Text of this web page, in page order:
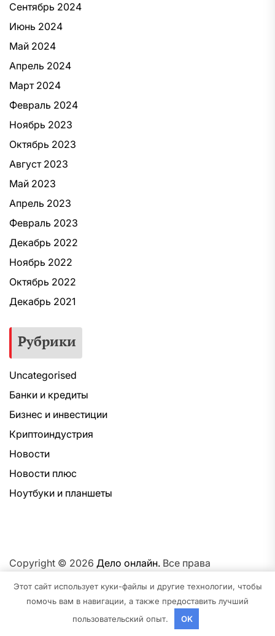
Сентябрь 2024
Июнь 2024
Май 2024
Апрель 2024
Март 2024
Февраль 2024
Ноябрь 2023
Октябрь 2023
Август 2023
Май 2023
Апрель 2023
Февраль 2023
Декабрь 2022
Ноябрь 2022
Октябрь 2022
Декабрь 2021
Рубрики
Uncategorised
Банки и кредиты
Бизнес и инвестиции
Криптоиндустрия
Новости
Новости плюс
Ноутбуки и планшеты
Copyright © 2026 Дело онлайн. Все права
платформеWordPress.
Этот сайт использует куки-файлы и другие технологии, чтобы
помочь вам в навигации, а также предоставить лучший
пользовательский опыт.
OK